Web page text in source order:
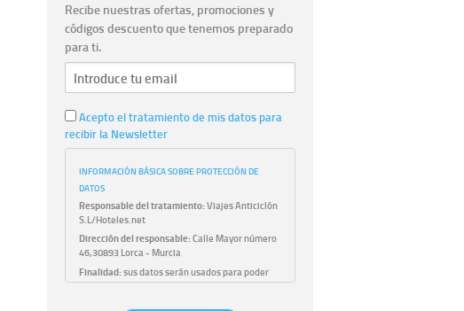
Recibe nuestras ofertas, promociones y
códigos descuento que tenemos preparado
para ti.
Acepto el tratamiento de mis datos para
recibir la Newsletter
INFORMACIÓN BÁSICA SOBRE PROTECCIÓN DE
DATOS
Responsable del tratamiento:Viajes Anticiclón
S.L/Hoteles.net
Dirección del responsable:Calle Mayor número
46,30893 Lorca - Murcia
Finalidad:sus datos serán usados para poder
atender sus solicitudes y prestarle nuestros